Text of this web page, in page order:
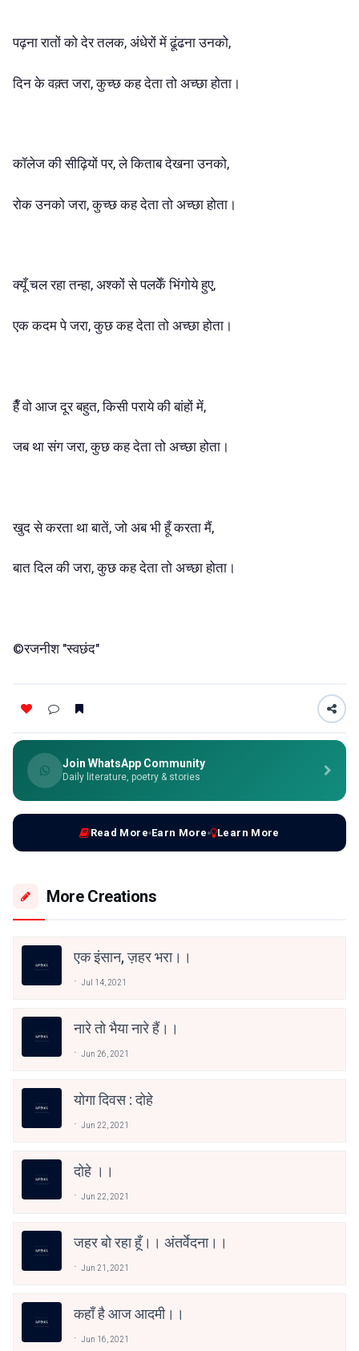
पढ़ना रातों को देर तलक, अंधेरों में ढूंढना उनको,
दिन के वक़्त जरा, कुच्छ कह देता तो अच्छा होता।
कॉलेज की सीढ़ियों पर, ले किताब देखना उनको,
रोक उनको जरा, कुच्छ कह देता तो अच्छा होता।
क्यूँ चल रहा तन्हा, अश्कों से पलकेँ भिंगोये हुए,
एक कदम पे जरा, कुछ कह देता तो अच्छा होता।
हैँ वो आज दूर बहुत, किसी पराये की बांहों में,
जब था संग जरा, कुछ कह देता तो अच्छा होता।
खुद से करता था बातें, जो अब भी हूँ करता मैं,
बात दिल की जरा, कुछ कह देता तो अच्छा होता।
©रजनीश "स्वछंद"
Join WhatsApp Community
Daily literature, poetry & stories
Read More Earn More Learn More
More Creations
एक इंसान, ज़हर भरा।।
Jul 14, 2021
नारे तो भैया नारे हैं।।
Jun 26, 2021
योगा दिवस : दोहे
Jun 22, 2021
दोहे ।।
Jun 22, 2021
जहर बो रहा हूँ।। अंतर्वेदना।।
Jun 21, 2021
कहाँ है आज आदमी।।
Jun 16, 2021